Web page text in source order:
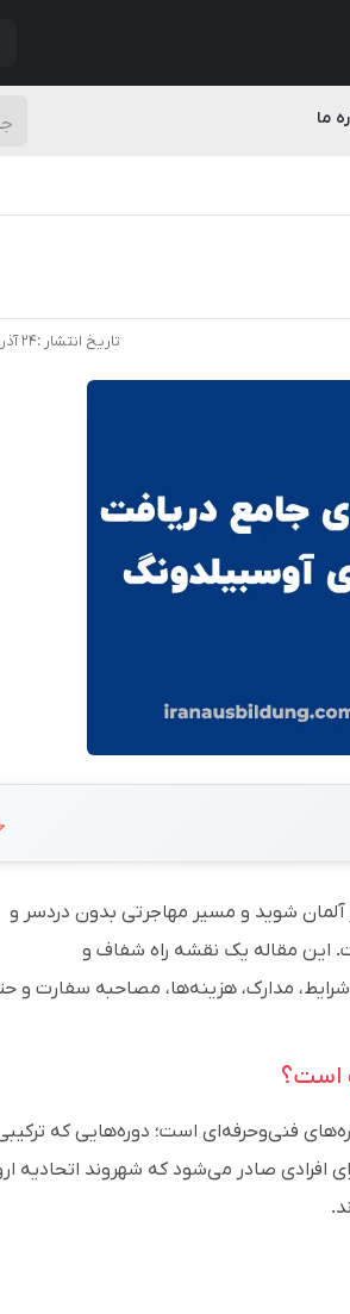
ما
تاریخ انتشار :۲۴ آذر ۱۴۰۴
آلمان شوید و مسیر مهاجرتی بدون دردسر و
این مقاله یک نقشه راه شفاف و
شرایط، مدارک، هزینه‌ها، مصاحبه سفارت و
است؟
فنی‌وحرفه‌ای است؛ دوره‌هایی که ترکیبی
صادر می‌شود که شهروند اتحادیه